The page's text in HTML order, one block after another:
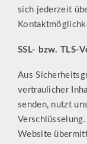
sich jederzeit
SSL- bzw. TLS-
Aus
vertraulicher
senden, nutzt
Website